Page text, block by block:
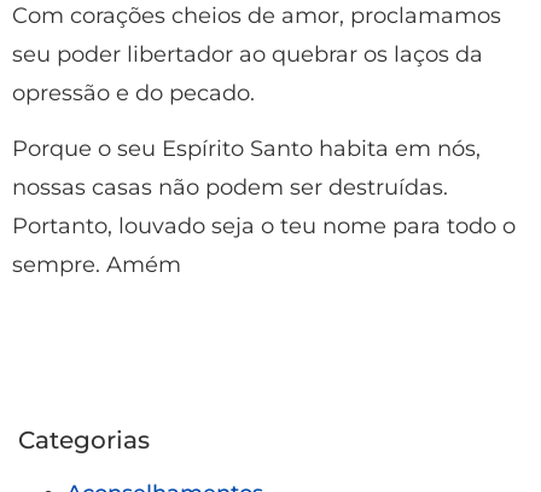
Com corações cheios de amor, proclamamos
seu poder libertador ao quebrar os laços da
opressão e do pecado.
Porque o seu Espírito Santo habita em nós,
nossas casas não podem ser destruídas.
Portanto, louvado seja o teu nome para todo o
sempre. Amém
Categorias